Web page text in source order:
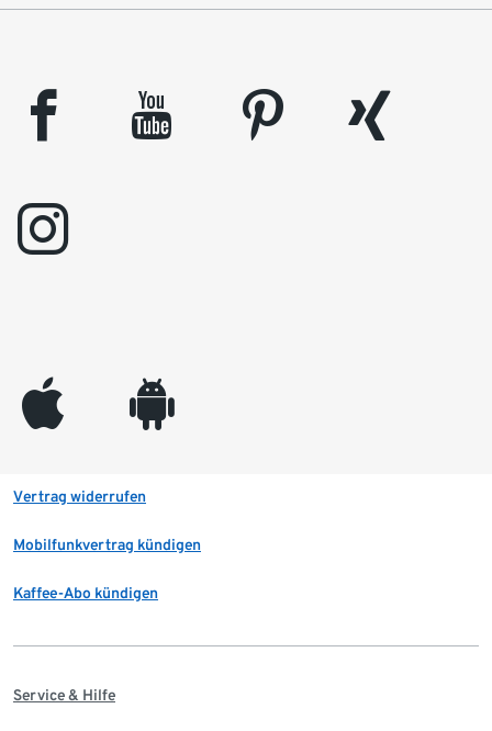
facebook youtube pinterest
xing
instagram
appleinc android
Vertrag widerrufen
Mobilfunkvertrag kündigen
Kaffee-Abo kündigen
Service & Hilfe